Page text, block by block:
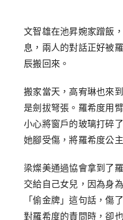
文智雄在池昇婉家蹭飯
息，兩人的對話正好被
辰搬回來。
搬家當天，高宥琳也來
是劍拔弩張。羅希度用
小心將窗戶的玻璃打碎
她腳受傷，將羅希度公
梁燦美通過協會拿到了
交給自己女兒，因為身
「偷金牌」這句話，傷
對羅希度的責問時，卻